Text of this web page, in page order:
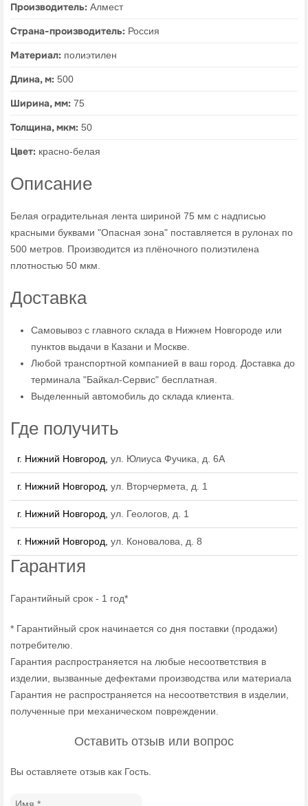
Производитель: Алмест
Страна-производитель: Россия
Материал: полиэтилен
Длина, м: 500
Ширина, мм: 75
Толщина, мкм: 50
Цвет: красно-белая
Описание
Белая оградительная лента шириной 75 мм с надписью
красными буквами "Опасная зона" поставляется в рулонах по
500 метров. Производится из плёночного полиэтилена
плотностью 50 мкм.
Доставка
Самовывоз с главного склада в Нижнем Новгороде или
пунктов выдачи в Казани и Москве.
Любой транспортной компанией в ваш город. Доставка до
терминала "Байкал-Сервис" бесплатная.
Выделенный автомобиль до склада клиента.
Где получить
г. Нижний Новгород, ул. Юлиуса Фучика, д. 6А
г. Нижний Новгород, ул. Вторчермета, д. 1
г. Нижний Новгород, ул. Геологов, д. 1
г. Нижний Новгород, ул. Коновалова, д. 8
Гарантия
Гарантийный срок - 1 год*
* Гарантийный срок начинается со дня поставки (продажи)
потребителю.
Гарантия распространяется на любые несоответствия в
изделии, вызванные дефектами производства или материала
Гарантия не распространяется на несоответствия в изделии,
полученные при механическом повреждении.
Оставить отзыв или вопрос
Вы оставляете отзыв как Гость.